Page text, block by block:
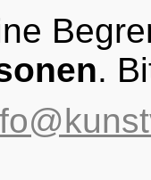
.